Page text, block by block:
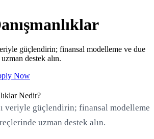
güçlendirin; finansal modelleme ve due
destek alın.
Now
Nedir?
veriyle güçlendirin; finansal modelleme
uzman destek alın.